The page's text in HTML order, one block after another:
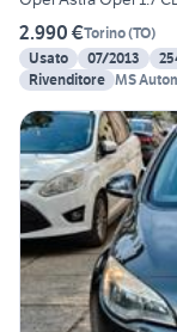
2.990 €Torino(TO)
Usato
07/2013
Rivenditore MS